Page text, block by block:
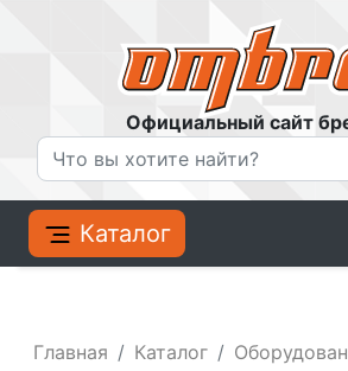
Официальный сайт
Каталог
Главная Каталог